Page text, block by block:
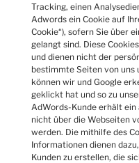
Tracking, einen
Adwords ein Cookie auf
Cookie“), sofern Sie über
gelangt sind. Diese
und dienen nicht der
bestimmte Seiten von uns
können wir und Google
geklickt hat und so zu
AdWords-Kunde erhält ein
nicht über die Webseiten
werden. Die mithilfe des
Informationen dienen
Kunden zu erstellen, die